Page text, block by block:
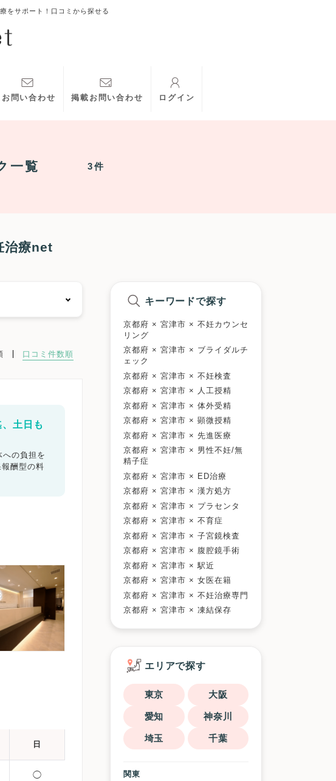
をサポート！口コミから探せる
お問い合わせ 掲載お問い合わせ ログイン
一覧 3件
治療net
体外受精
口コミ件数順
土日も
の負担を
酬型の料
日
◯
キーワードで探す
京都府 × 宮津市 × 不妊カウンセ
リング
京都府 × 宮津市 × ブライダルチ
ェック
京都府 × 宮津市 × 不妊検査
京都府 × 宮津市 × 人工授精
京都府 × 宮津市 × 体外受精
京都府 × 宮津市 × 顕微授精
京都府 × 宮津市 × 先進医療
京都府 × 宮津市 × 男性不妊/無
精子症
京都府 × 宮津市 × ED治療
京都府 × 宮津市 × 漢方処方
京都府 × 宮津市 × プラセンタ
京都府 × 宮津市 × 不育症
京都府 × 宮津市 × 子宮鏡検査
京都府 × 宮津市 × 腹腔鏡手術
京都府 × 宮津市 × 駅近
京都府 × 宮津市 × 女医在籍
京都府 × 宮津市 × 不妊治療専門
京都府 × 宮津市 × 凍結保存
エリアで探す
東京 大阪
愛知 神奈川
埼玉 千葉
関東